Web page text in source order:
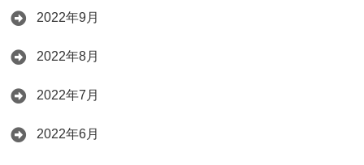
2022年9月
2022年8月
2022年7月
2022年6月